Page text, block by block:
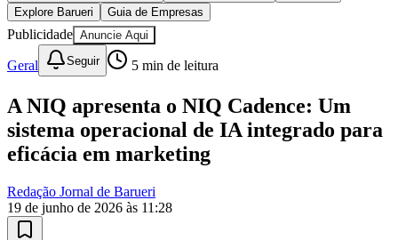
Ceará
que os profissionais de marketing utilizem um sistema
único que potencializa a tomada de decisões.
O marketing nunca foi tão complexo. Os canais
continuam se multiplicando, os dados permanecem
isolados e a pressão para comprovar o ROI aumenta
cada vez mais. Como resultado, a maioria das equipes
tempo e confiança a cada transição. O NIQ Cadence
preenche essa lacuna com um sistema único onde a